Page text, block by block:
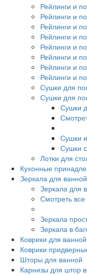
Рейлинги и
Рейлинги и
Рейлинги и
Рейлинги и
Рейлинги и
Рейлинги и
Рейлинги и
Рейлинги и
Сушки для
Сушки для
Сушки
Сушки
Сушки
Лотки для
Кухонные
Зеркала для ванной
Зеркала для
Смотреть все
Зеркала
Зеркала в
Коврики для ванной
Коврики
Шторы для ванной
Карнизы для штор